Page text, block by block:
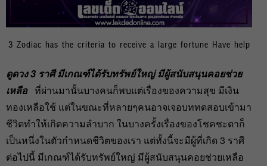
3 Zodiac has the criteria to receive a large fortune Have help
ดูดวง 3 ราศี มีเกณฑ์ได้รับทรัพย์ใหญ่ มีผู้สนับสนุนคอยช่วย
เหลือที่ผ่านมานั้นบางคนก็พบแต่เรื่องของความสุข มีเงิน
ทองเหลือใช้ แต่ในขณะที่หลายๆคนอาจเจอบททดสอบเข้ามา
ชีวิตทำให้เกิดความลำบาก ในบางครั้งเรื่องของโชคชะตาก็
เป็นหนึ่งในตัวกำหนดชีวิตของเรา แต่ทั้งนี้จะมีผู้ที่เกิด 3 ราศี
ต่อไปนี้ มีเกณฑ์ได้รับทรัพย์ใหญ่ มีผู้สนับสนุนคอยช่วยเหลือ